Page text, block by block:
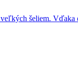
šeliem. Vďaka